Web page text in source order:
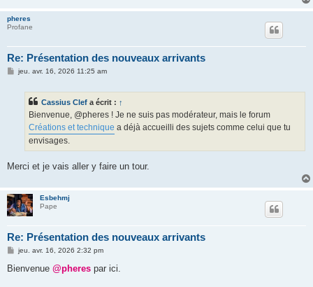
pheres
Profane
Re: Présentation des nouveaux arrivants
Mjeu. avr. 16, 2026 11:25 am
Cassius Clef a écrit : ↑
Bienvenue, @pheres ! Je ne suis pas modérateur, mais le forum
Créations et technique a déjà accueilli des sujets comme celui que tu
envisages.
Merci et je vais aller y faire un tour.
Esbehmj
Pape
Re: Présentation des nouveaux arrivants
M
s
jeu. avr. 16, 2026 2:32 pm
Bienvenue @pheres par ici.